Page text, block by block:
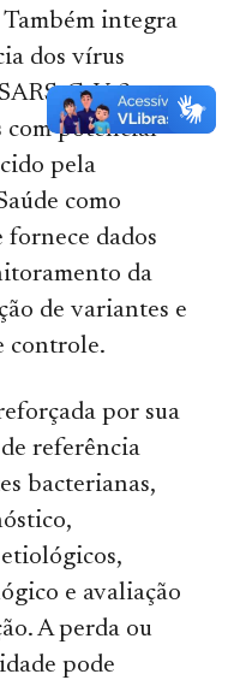
integra
dos vírus
CoV-2, a
com potencial
pela
como
fornece dados
da
de variantes e
controle.
por sua
referência
bacterianas,
e avaliação
A perda ou
pode